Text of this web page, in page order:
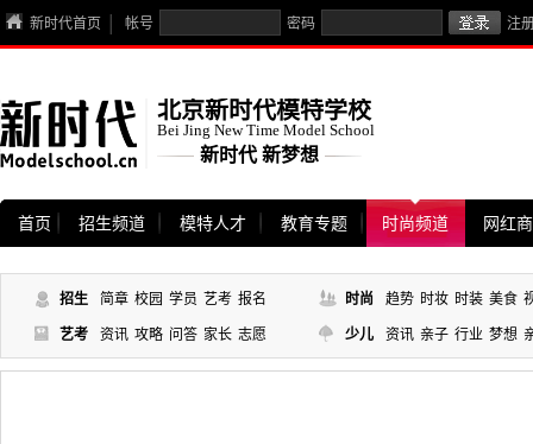
新时代首页 帐号 密码 注
北京新时代模特学校
Bei Jing New Time Model School
新时代 新梦想
首页 招生频道 模特人才 教育专题 时尚频道 网红
招生 简章 校园 学员 艺考 报名 时尚 趋势 时妆 时装 美食
艺考 资讯 攻略 问答 家长 志愿 少儿 资讯 亲子 行业 梦想